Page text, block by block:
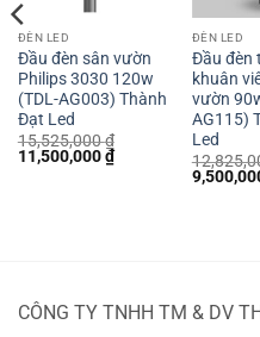
ĐÈN LED
Đầu đèn sân vườn
Philips 3030 120w
(TDL-AG003) Thành
Đạt Led
15,525,000₫
Giá
gốc
11,500,000₫Giá
hiện
ĐÈN LED
Đầu đèn
khuân
vườn
AG115)
Led
Giá
gốc
CÔNG TY TNHH TM & DV